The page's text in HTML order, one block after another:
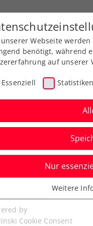
Ausbildung
Webseite
benötigt, während
auf unserer
Essenziell Statistiken
Nur
Cookies werden
benötigt. Dadurch
Weitere
by
Cookie Consent